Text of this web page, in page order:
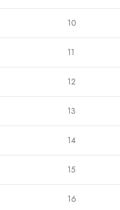
10
11
12
13
14
15
16